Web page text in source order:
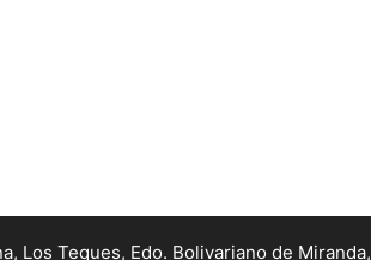
Los Teques, Edo. Bolivariano de Miranda,